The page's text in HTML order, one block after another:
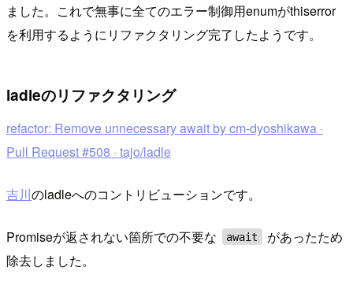
ました。これで無事に全てのエラー制御用enumがthiserror
を利用するようにリファクタリング完了したようです。
ladleのリファクタリング
refactor: Remove unnecessary await by cm-dyoshikawa ·
Pull Request #508 · tajo/ladle
吉川のladleへのコントリビューションです。
Promiseが返されない箇所での不要な await
があったため
除去しました。